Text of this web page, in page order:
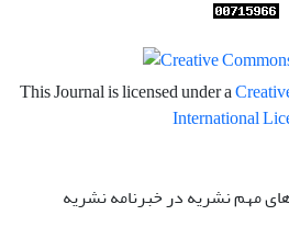
This Journal is licensed under a
International
مهم نشریه در خبرنامه نشریه